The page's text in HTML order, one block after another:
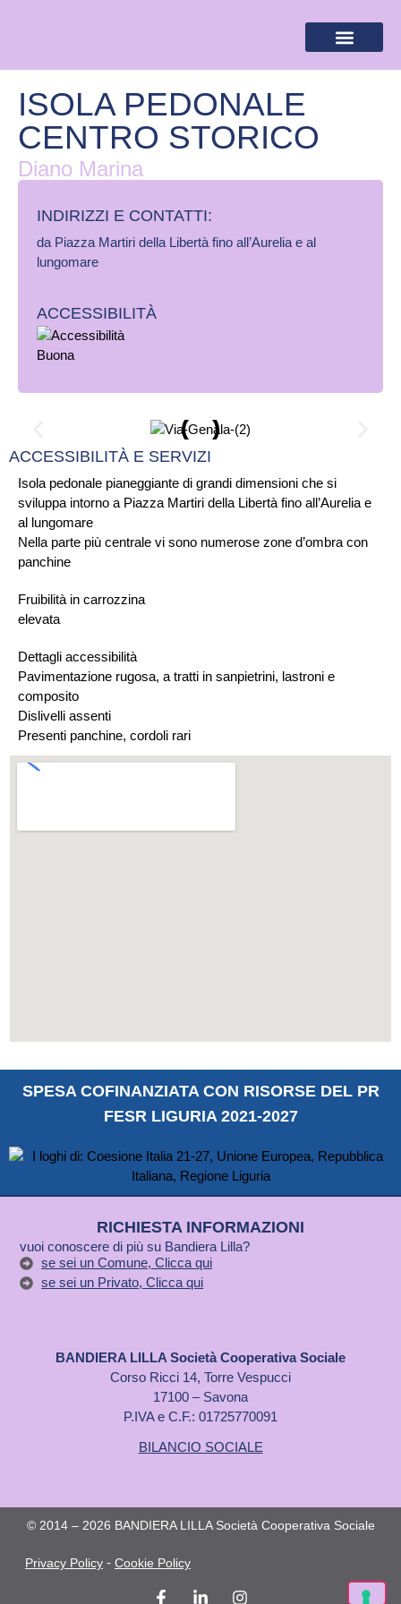
ISOLA PEDONALE
CENTRO STORICO
Diano Marina
INDIRIZZI E CONTATTI:​
da Piazza Martiri della Libertà fino all’Aurelia e al
lungomare
ACCESSIBILITÀ
Isola pedonale pianeggiante di grandi dimensioni che si
sviluppa intorno a Piazza Martiri della Libertà fino all’Aurelia e
al lungomare
Nella parte più centrale vi sono numerose zone d’ombra con
panchine
Fruibilità in carrozzina
elevata
Dettagli accessibilità
Pavimentazione rugosa, a tratti in sanpietrini, lastroni e
composito
Dislivelli assenti
Presenti panchine, cordoli rari
ACCESSIBILITÀ E SERVIZI
SPESA COFINANZIATA CON RISORSE DEL PR
FESR LIGURIA 2021-2027
RICHIESTA INFORMAZIONI
vuoi conoscere di più su Bandiera Lilla?
se sei un Comune, Clicca qui
se sei un Privato, Clicca qui
BANDIERA LILLA Società Cooperativa Sociale
Corso Ricci 14, Torre Vespucci
17100 – Savona
P.IVA e C.F.: 01725770091
BILANCIO SOCIALE
© 2014 – 2026 BANDIERA LILLA Società Cooperativa Sociale
Privacy Policy - Cookie Policy